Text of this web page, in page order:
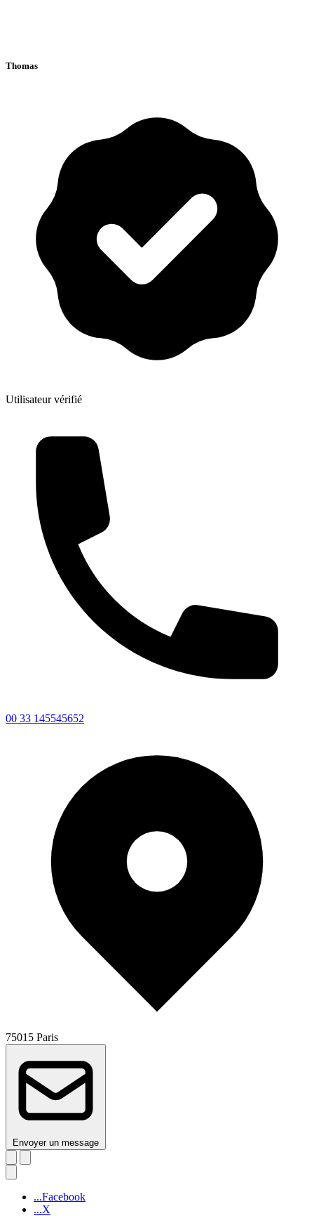
Thomas
Utilisateur vérifié
00 33 145545652
75015 Paris
Envoyer un message
...Facebook
...X